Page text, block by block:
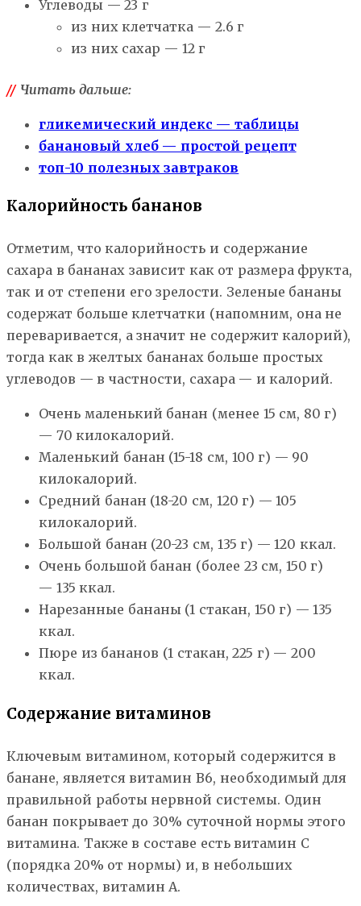
Углеводы — 23 г
из них клетчатка — 2.6 г
из них сахар — 12 г
//Читать дальше:
гликемический индекс — таблицы
банановый хлеб — простой рецепт
топ-10 полезных завтраков
Калорийность бананов
Отметим, что калорийность и содержание
сахара в бананах зависит как от размера фрукта,
так и от степени его зрелости. Зеленые бананы
содержат больше клетчатки (напомним, она не
переваривается, а значит не содержит калорий),
тогда как в желтых бананах больше простых
углеводов — в частности, сахара — и калорий.
Очень маленький банан (менее 15 см, 80 г)
— 70 килокалорий.
Маленький банан (15-18 см, 100 г) — 90
килокалорий.
Средний банан (18-20 см, 120 г) — 105
килокалорий.
Большой банан (20-23 см, 135 г) — 120 ккал.
Очень большой банан (более 23 см, 150 г)
— 135 ккал.
Нарезанные бананы (1 стакан, 150 г) — 135
ккал.
Пюре из бананов (1 стакан, 225 г) — 200
ккал.
Содержание витаминов
Ключевым витамином, который содержится в
банане, является витамин В6, необходимый для
правильной работы нервной системы. Один
банан покрывает до 30% суточной нормы этого
витамина. Также в составе есть витамин С
(порядка 20% от нормы) и, в небольших
количествах, витамин А.